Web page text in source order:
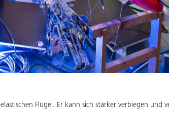
Flügel. Er kann sich stärker verbiegen und